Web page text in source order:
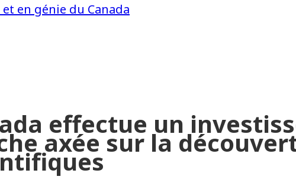
en génie du Canada
effectue un
axée sur la